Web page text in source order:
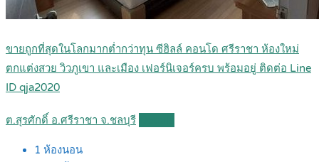
ขายถูกที่สุดในโลกมากต่ำกว่าทุน ซีฮิลล์ คอนโด ศรีราชา ห้องใหม่
ตกแต่งสวย วิวภูเขา และเมือง เฟอร์นิเจอร์ครบ พร้อมอยู่ ติดต่อ Line
ID qja2020
ต.สุรศักดิ์ อ.ศรีราชา จ.ชลบุรี
1 ห้องนอน